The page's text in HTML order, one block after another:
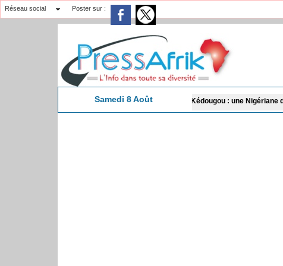
Réseau social Poster sur :
Samedi 8 AoûtKédougou : une Nigériane déférée pour traite